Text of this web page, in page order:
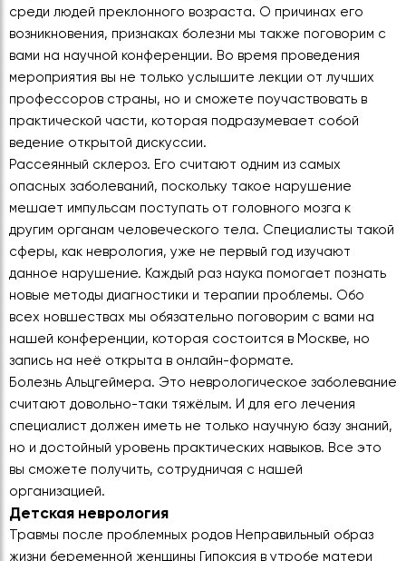
среди людей преклонного возраста. О причинах его
возникновения, признаках болезни мы также поговорим с
вами на научной конференции. Во время проведения
мероприятия вы не только услышите лекции от лучших
профессоров страны, но и сможете поучаствовать в
практической части, которая подразумевает собой
ведение открытой дискуссии.
Рассеянный склероз. Его считают одним из самых
опасных заболеваний, поскольку такое нарушение
мешает импульсам поступать от головного мозга к
другим органам человеческого тела. Специалисты такой
сферы, как неврология, уже не первый год изучают
данное нарушение. Каждый раз наука помогает познать
новые методы диагностики и терапии проблемы. Обо
всех новшествах мы обязательно поговорим с вами на
нашей конференции, которая состоится в Москве, но
запись на неё открыта в онлайн-формате.
Болезнь Альцгеймера. Это неврологическое заболевание
считают довольно-таки тяжёлым. И для его лечения
специалист должен иметь не только научную базу знаний,
но и достойный уровень практических навыков. Все это
вы сможете получить, сотрудничая с нашей
организацией.
Детская неврология
Травмы после проблемных родов Неправильный образ
жизни беременной женщины Гипоксия в утробе матери